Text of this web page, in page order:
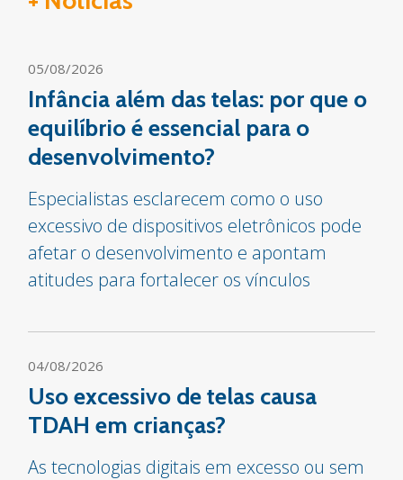
05/08/2026
Infância além das telas: por que o
equilíbrio é essencial para o
desenvolvimento?
Especialistas esclarecem como o uso
excessivo de dispositivos eletrônicos pode
afetar o desenvolvimento e apontam
atitudes para fortalecer os vínculos
04/08/2026
Uso excessivo de telas causa
TDAH em crianças?
As tecnologias digitais em excesso ou sem